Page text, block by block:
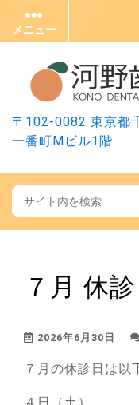
content
メニュー
メ
ニ
ュ
ー
〒102-0082 東京都
一番町Mビル1階
７月 休
2026年6月30日
７月の休診日は以